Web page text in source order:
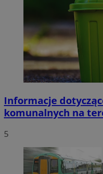
Informacje
komunalnych na
5